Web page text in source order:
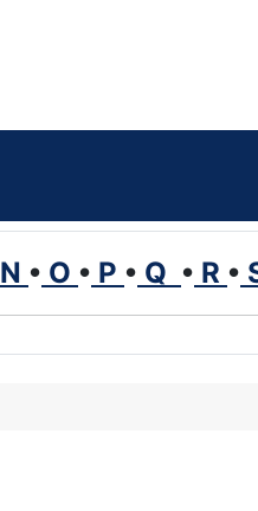
N • O • P • Q • R •